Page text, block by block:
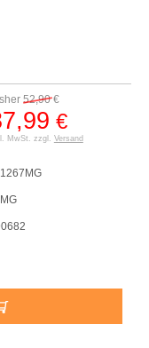
52,90€
€
MwSt. zzgl. Versand